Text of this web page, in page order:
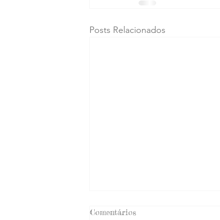
Posts Relacionados
Comentários